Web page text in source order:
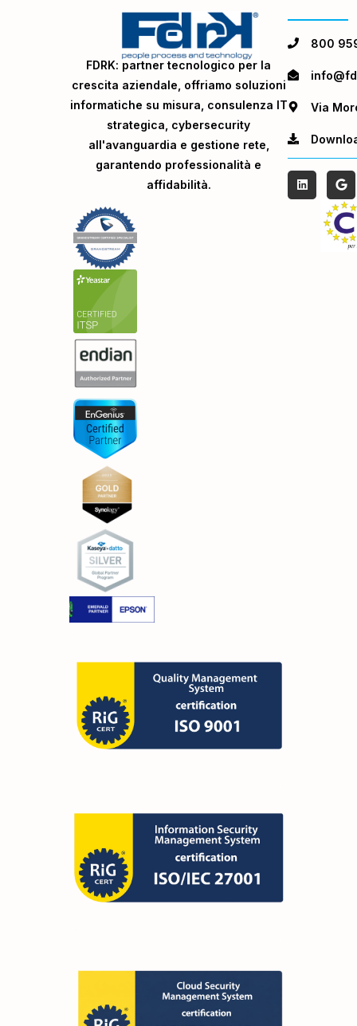
FDRK: partner tecnologico per la
crescita aziendale, offriamo soluzioni
informatiche su misura, consulenza IT
strategica, cybersecurity
all'avanguardia e gestione rete,
garantendo professionalità e
affidabilità.
800
Via